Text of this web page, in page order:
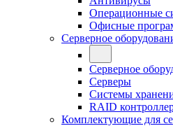
Операционные
Офисные
Серверное
Серверное
Серверы
Системы
RAID
Комплектующие для